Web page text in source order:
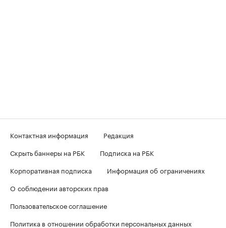
Контактная информация
Редакция
Скрыть баннеры на РБК
Подписка на РБК
Корпоративная подписка
Информация об ограничениях
О соблюдении авторских прав
Пользовательское соглашение
Политика в отношении обработки персональных данных